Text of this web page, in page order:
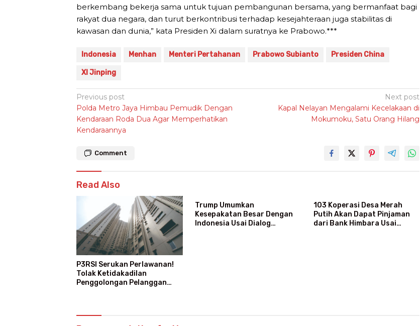
berkembang bekerja sama untuk tujuan pembangunan bersama, yang bermanfaat bagi
rakyat dua negara, dan turut berkontribusi terhadap kesejahteraan juga stabilitas di
kawasan dan dunia,” kata Presiden Xi dalam suratnya ke Prabowo.***
Indonesia Menhan Menteri Pertahanan Prabowo Subianto Presiden China
XI Jinping
Post
navigation
Previous post
Polda Metro Jaya Himbau Pemudik Dengan
Kendaraan Roda Dua Agar Memperhatikan
Kendaraannya
Next post
Kapal Nelayan Mengalami Kecelakaan di
Mokumoku, Satu Orang Hilang
Comment
Read Also
P3RSI Serukan Perlawanan!
Tolak Ketidakadilan
Penggolongan Pelanggan
Trump Umumkan
Kesepakatan Besar Dengan
Indonesia Usai Dialog
103 Koperasi Desa Merah
Putih Akan Dapat Pinjaman
dari Bank Himbara Usai